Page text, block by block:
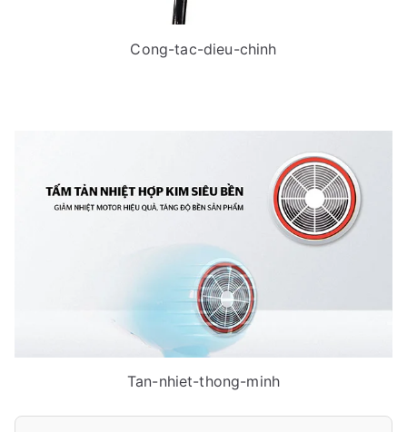
Cong-tac-dieu-chinh
Tan-nhiet-thong-minh